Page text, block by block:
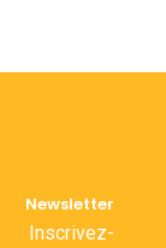
Newsletter
Inscrivez-